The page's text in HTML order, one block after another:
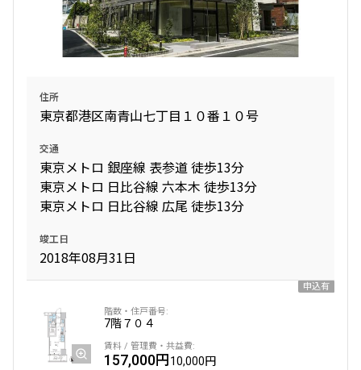
住所
東京都港区南青山七丁目１０番１０号
交通
東京メトロ 銀座線 表参道 徒歩13分
東京メトロ 日比谷線 六本木 徒歩13分
東京メトロ 日比谷線 広尾 徒歩13分
竣工日
2018年08月31日
申込有
7階７０４
157,000円10,000円